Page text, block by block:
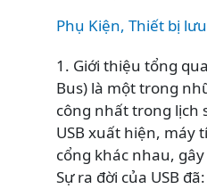
Phụ Kiện, Thiết bị
1. Giới thiệu tổng
Bus) là một trong
công nhất trong lịch
USB xuất hiện, máy
cổng khác nhau,
Sự ra đời của USB